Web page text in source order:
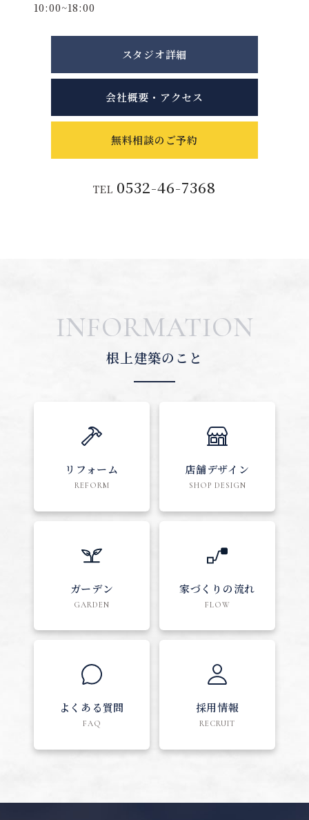
10:00~18:00
スタジオ詳細
会社概要・アクセス
無料相談のご予約
TEL 0532-46-7368
INFORMATION
根上建築のこと
リフォーム
REFORM
店舗デザイン
SHOP DESIGN
ガーデン
GARDEN
家づくりの流れ
FLOW
よくある質問
FAQ
採用情報
RECRUIT